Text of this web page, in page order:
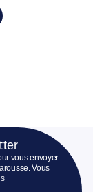
vous envoyer
Vous